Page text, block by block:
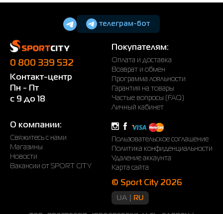
телеграм-бот
0 800 339 532
Контакт-центр
Пн - Пт
с 9 до 18
Покупателям:
Оплата и доставка
Возврат и обмен
Программа лояльности
Гарантия на товары
Частые вопросы (FAQ)
Личный кабинет
О компании:
Свяжитесь с нами
Магазины
Новости
Вакансии от SPORT CITY
Пользовательское соглашение
Политика конфиденциальности
Удаление аккаунта
Карта сайта
© Sport City 2026
UA RU